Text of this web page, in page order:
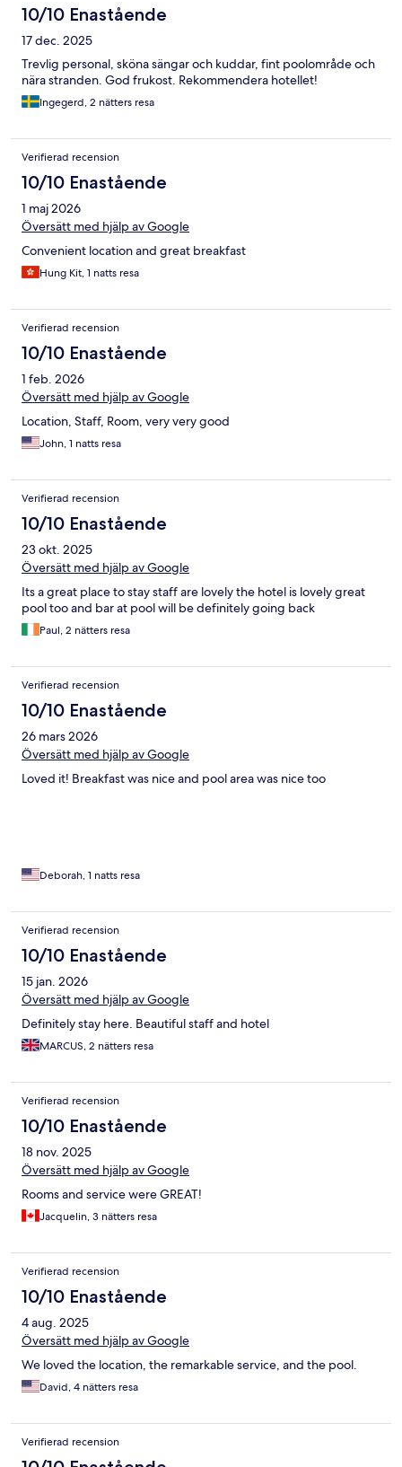
10/10 Enastående
17 dec. 2025
Trevlig personal, sköna sängar och kuddar, fint poolområde och
nära stranden. God frukost. Rekommendera hotellet!
Ingegerd, 2 nätters resa
Verifierad recension
10/10 Enastående
1 maj 2026
Översätt med hjälp av Google
Convenient location and great breakfast
Hung Kit, 1 natts resa
Verifierad recension
10/10 Enastående
1 feb. 2026
Översätt med hjälp av Google
Location, Staff, Room, very very good
John, 1 natts resa
Verifierad recension
10/10 Enastående
23 okt. 2025
Översätt med hjälp av Google
Its a great place to stay staff are lovely the hotel is lovely great
pool too and bar at pool will be definitely going back
Paul, 2 nätters resa
Verifierad recension
10/10 Enastående
26 mars 2026
Översätt med hjälp av Google
Loved it! Breakfast was nice and pool area was nice too
Deborah, 1 natts resa
Verifierad recension
10/10 Enastående
15 jan. 2026
Översätt med hjälp av Google
Definitely stay here. Beautiful staff and hotel
MARCUS, 2 nätters resa
Verifierad recension
10/10 Enastående
18 nov. 2025
Översätt med hjälp av Google
Rooms and service were GREAT!
Jacquelin, 3 nätters resa
Verifierad recension
10/10 Enastående
4 aug. 2025
Översätt med hjälp av Google
We loved the location, the remarkable service, and the pool.
David, 4 nätters resa
Verifierad recension